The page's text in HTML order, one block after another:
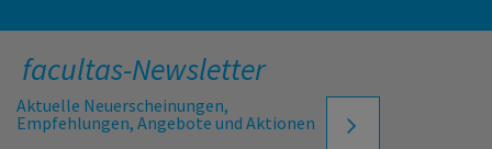
facultas-Newsletter
Aktuelle Neuerscheinungen,
Empfehlungen, Angebote und Aktionen